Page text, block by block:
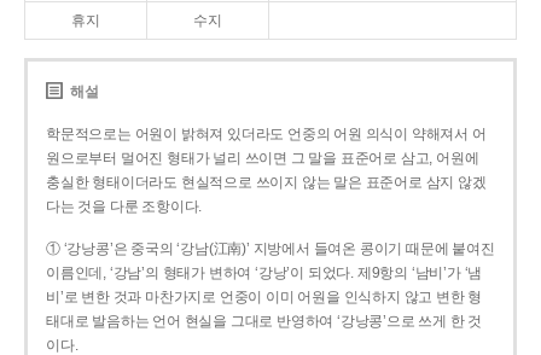
휴지 수지
해설
학문적으로는 어원이 밝혀져 있더라도 언중의 어원 의식이 약해져서 어
원으로부터 멀어진 형태가 널리 쓰이면 그 말을 표준어로 삼고, 어원에
충실한 형태이더라도 현실적으로 쓰이지 않는 말은 표준어로 삼지 않겠
다는 것을 다룬 조항이다.
① ‘강낭콩’은 중국의 ‘강남(江南)’ 지방에서 들여온 콩이기 때문에 붙여진
이름인데, ‘강남’의 형태가 변하여 ‘강낭’이 되었다. 제9항의 ‘남비’가 ‘냄
비’로 변한 것과 마찬가지로 언중이 이미 어원을 인식하지 않고 변한 형
태대로 발음하는 언어 현실을 그대로 반영하여 ‘강낭콩’으로 쓰게 한 것
이다.